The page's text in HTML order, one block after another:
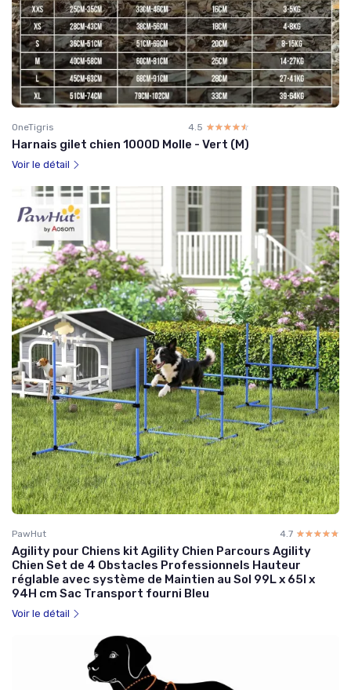
OneTigris 4.5 ☆☆☆☆☆
★★★★★
Harnais gilet chien 1000D Molle - Vert (M)
Voir le détail
PawHut 4.7 ☆☆☆☆☆
★★★★★
Agility pour Chiens kit Agility Chien Parcours Agility
Chien Set de 4 Obstacles Professionnels Hauteur
réglable avec système de Maintien au Sol 99L x 65l x
94H cm Sac Transport fourni Bleu
Voir le détail